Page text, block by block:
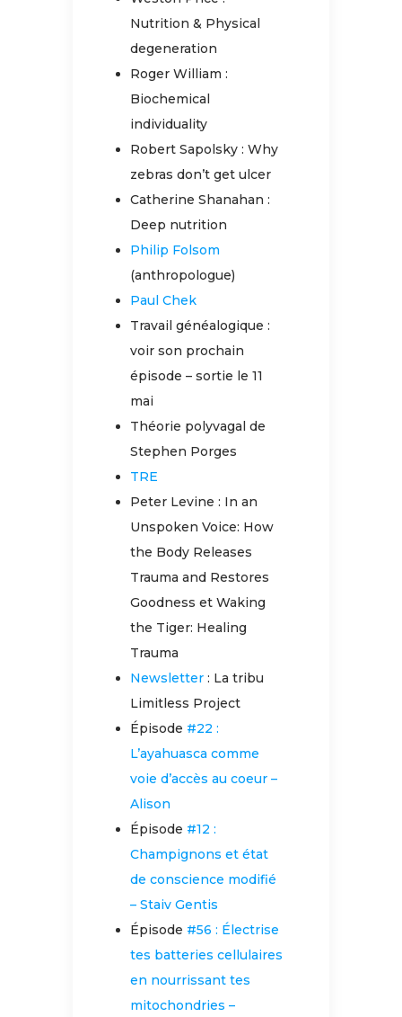
Nutrition & Physical
degeneration
Roger William :
Biochemical
individuality
Robert Sapolsky : Why
zebras don’t get ulcer
Catherine Shanahan :
Deep nutrition
Philip Folsom
(anthropologue)
Paul Chek
Travail généalogique :
voir son prochain
épisode – sortie le 11
mai
Théorie polyvagal de
Stephen Porges
TRE
Peter Levine : In an
Unspoken Voice: How
the Body Releases
Trauma and Restores
Goodness et Waking
the Tiger: Healing
Trauma
Newsletter: La tribu
Limitless Project
Épisode #22 :
L’ayahuasca comme
voie d’accès au coeur –
Alison
Épisode #12 :
Champignons et état
de conscience modifié
– Staiv Gentis
Épisode #56 : Électrise
tes batteries cellulaires
en nourrissant tes
mitochondries –